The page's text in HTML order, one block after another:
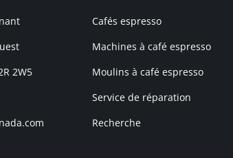
2W5
Cafés espresso
Machines à café espresso
Moulins à café espresso
Service de réparation
Recherche